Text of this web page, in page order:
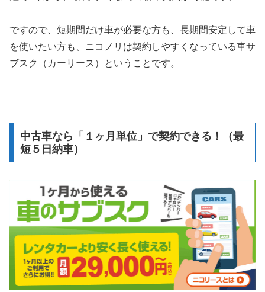
ですので、短期間だけ車が必要な方も、長期間安定して車
を使いたい方も、ニコノリは契約しやすくなっている車サ
ブスク（カーリース）ということです。
中古車なら「１ヶ月単位」で契約できる！（最
短５日納車）